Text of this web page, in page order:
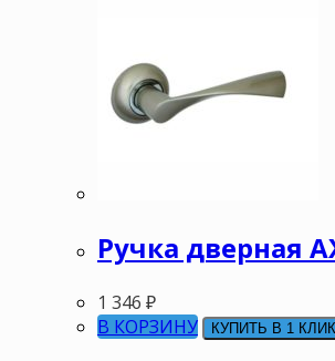
Ручка дверная
1 346 ₽
В КОРЗИНУ
КУПИТЬ В 1 КЛИК